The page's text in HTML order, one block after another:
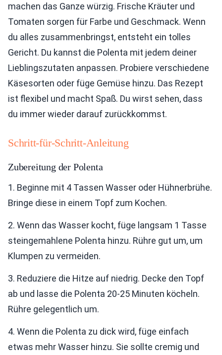
machen das Ganze würzig. Frische Kräuter und
Tomaten sorgen für Farbe und Geschmack. Wenn
du alles zusammenbringst, entsteht ein tolles
Gericht. Du kannst die Polenta mit jedem deiner
Lieblingszutaten anpassen. Probiere verschiedene
Käsesorten oder füge Gemüse hinzu. Das Rezept
ist flexibel und macht Spaß. Du wirst sehen, dass
du immer wieder darauf zurückkommst.
Schritt-für-Schritt-Anleitung
Zubereitung der Polenta
1. Beginne mit 4 Tassen Wasser oder Hühnerbrühe.
Bringe diese in einem Topf zum Kochen.
2. Wenn das Wasser kocht, füge langsam 1 Tasse
steingemahlene Polenta hinzu. Rühre gut um, um
Klumpen zu vermeiden.
3. Reduziere die Hitze auf niedrig. Decke den Topf
ab und lasse die Polenta 20-25 Minuten köcheln.
Rühre gelegentlich um.
4. Wenn die Polenta zu dick wird, füge einfach
etwas mehr Wasser hinzu. Sie sollte cremig und